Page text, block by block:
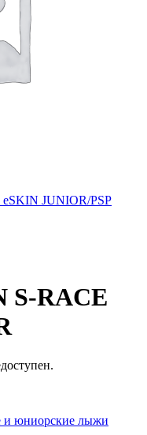
JUNIOR/PSP
RACE
и юниорские лыжи